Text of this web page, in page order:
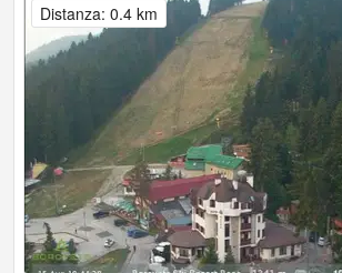
Distanza: 0.4 km